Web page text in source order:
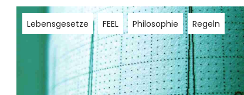
Lebensgesetze FEEL Philosophie Regeln